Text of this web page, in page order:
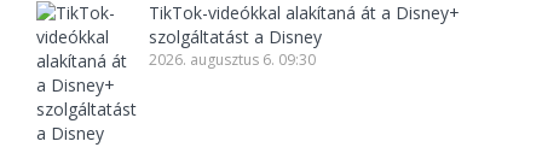
TikTok-videókkal alakítaná át a Disney+
szolgáltatást a Disney
2026. augusztus 6. 09:30